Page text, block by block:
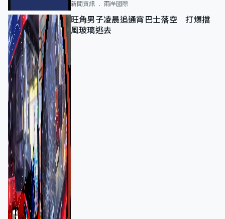
新聞資訊 兩岸國際
旺角男子凌晨追通宵巴士落空 打爆擋
風玻璃逃去